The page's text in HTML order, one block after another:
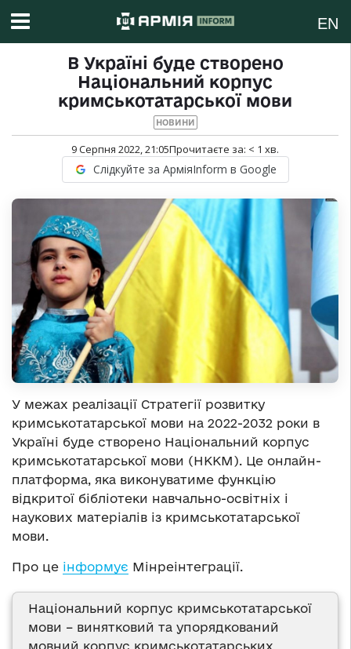
EN
В Україні буде створено
Національний корпус
кримськотатарської мови
НОВИНИ
9 Серпня 2022, 21:05Прочитаєте за: < 1 хв.
Слідкуйте за АрміяInform в Google
У межах реалізації Стратегії розвитку
кримськотатарської мови на 2022-2032 роки в
Україні буде створено Національний корпус
кримськотатарської мови (НККМ). Це онлайн-
платформа, яка виконуватиме функцію
відкритої бібліотеки навчально-освітніх і
наукових матеріалів із кримськотатарської
мови.
Про це інформує Мінреінтеграції.
Національний корпус кримськотатарської
мови – винятковий та упорядкований
мовний корпус кримськотатарських